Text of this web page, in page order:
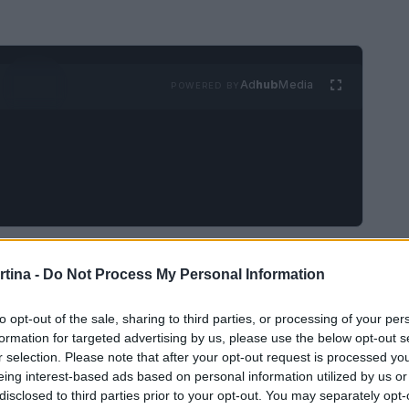
- Do Not Process My Personal Information
opt-out of the sale, sharing to third parties, or processing of your
for targeted advertising by us, please use the below opt-out
selection. Please note that after your opt-out request is processed
interest-based ads based on personal information utilized by us
to third parties prior to your opt-out. You may separately
AdhubMedia
100 chilometri di piste sempre
sciistiche distribuite tra le montagne, la
per gli appassionati della neve. I moderni
assicurano un accesso rapido e sicuro,
delle montagne.